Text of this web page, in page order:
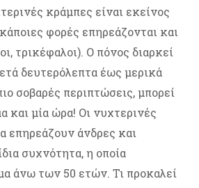
κράμπες είναι εκείνος
φορές επηρεάζονται και
τρικέφαλοι). Ο πόνος διαρκεί
δευτερόλεπτα έως μερικά
σοβαρές περιπτώσεις, μπορεί
και μία ώρα! Οι νυχτερινές
επηρεάζουν άνδρες και
συχνότητα, η οποία
άνω των 50 ετών. Τι προκαλεί